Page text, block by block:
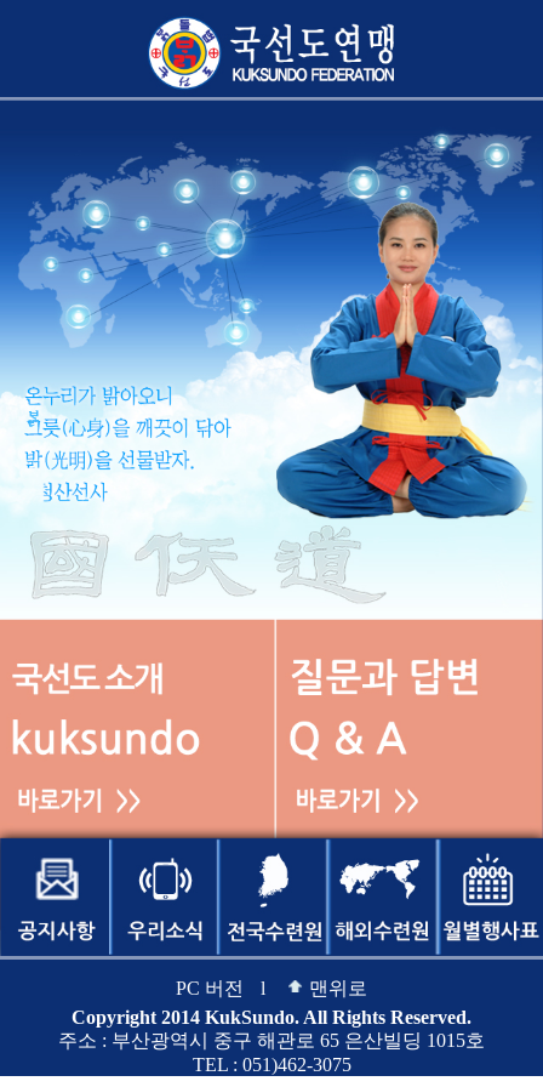
PC 버전 l
맨위로
Copyright 2014 KukSundo. All Rights Reserved.
주소 : 부산광역시 중구 해관로 65 은산빌딩 1015호
TEL : 051)462-3075